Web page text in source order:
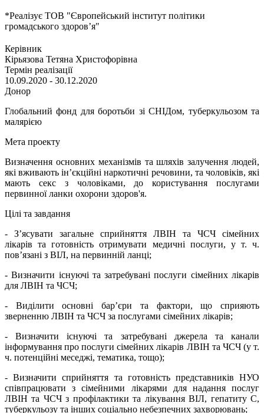
*Реалізує ТОВ "Європейський інститут політики
громадського здоров’я"
Керівник
Кірьязова Тетяна Христофорівна
Термін реалізації
10.09.2020 - 30.12.2020
Донор
Глобальний фонд для боротьби зі СНІДом, туберкульозом та
малярією
Мета проекту
Визначення основних механізмів та шляхів залучення людей,
які вживають ін’єкційні наркотичні речовини, та чоловіків, які
мають секс з чоловіками, до користування послугами
первинної ланки охорони здоров'я.
Цілі та завдання
- З’ясувати загальне сприйняття ЛВІН та ЧСЧ сімейних
лікарів та готовність отримувати медичні послуги, у т. ч.
пов’язані з ВІЛ, на первинній ланці;
- Визначити існуючі та затребувані послуги сімейних лікарів
для ЛВІН та ЧСЧ;
- Виділити основні бар’єри та фактори, що сприяють
зверненню ЛВІН та ЧСЧ за послугами сімейних лікарів;
- Визначити існуючі та затребувані джерела та канали
інформування про послуги сімейних лікарів ЛВІН та ЧСЧ (у т.
ч. потенційні меседжі, тематика, тощо);
- Визначити сприйняття та готовність представників НУО
співпрацювати з сімейними лікарями для надання послуг
ЛВІН та ЧСЧ з профілактики та лікування ВІЛ, гепатиту С,
туберкульозу та інших соціально небезпечних захворювань;